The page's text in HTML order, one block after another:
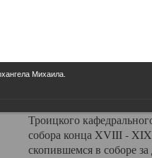
заслуженно выделяя
иконостас украшенный
царскими вратами,
собой поистине
шитьем,
неповторимый
поражающий
Троицкого
собора конца XVIII - XIX
скопившемся в соборе
Михаила.